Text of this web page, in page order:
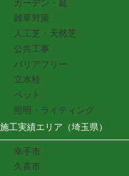
ガーデン・庭
雑草対策
人工芝・天然芝
公共工事
バリアフリー
立水栓
ペット
照明・ライティング
施工実績エリア（埼玉県）
幸手市
久喜市